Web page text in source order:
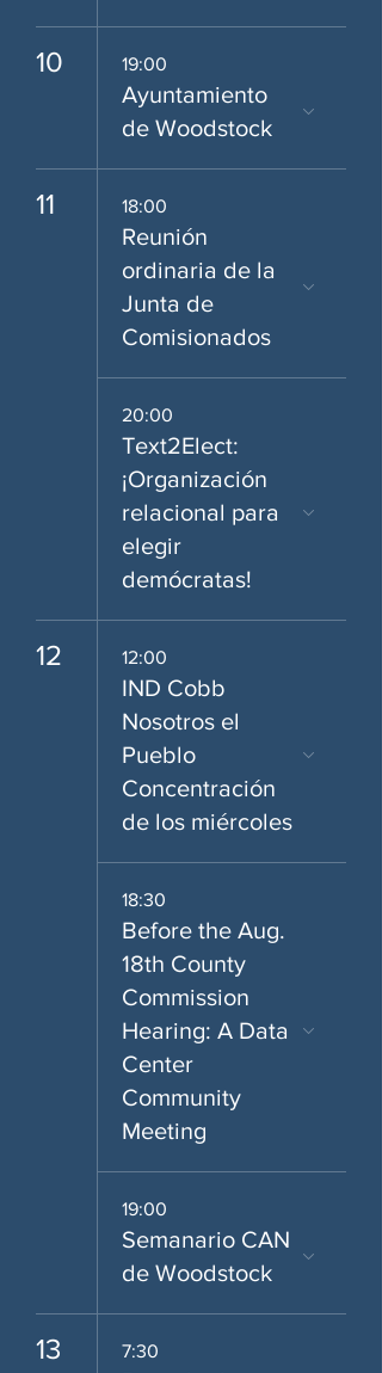
10 19:00
Ayuntamiento
de Woodstock
11 18:00
Reunión
ordinaria de la
Junta de
Comisionados
20:00
Text2Elect:
¡Organización
relacional para
elegir
demócratas!
12 12:00
IND Cobb
Nosotros el
Pueblo
Concentración
de los miércoles
18:30
Before the Aug.
18th County
Commission
Hearing: A Data
Center
Community
Meeting
19:00
Semanario CAN
de Woodstock
13 7:30